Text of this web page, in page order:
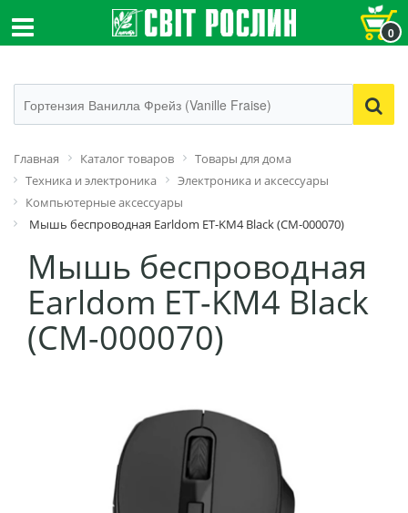
0
Главная Каталог товаров
Товары для дома
Техника и электроника
Электроника и аксессуары
Компьютерные аксессуары
Мышь беспроводная Earldom ET-KM4 Black (CM-000070)
Мышь беспроводная
Earldom ET-KM4 Black
(CM-000070)